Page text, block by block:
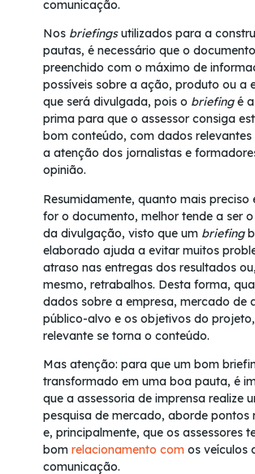
comunicação.
Nos briefingsutilizados para a
pautas, é necessário que o
preenchido com o máximo de
possíveis sobre a ação, produto ou a
que será divulgada, pois o briefingé a
prima para que o assessor consiga
bom conteúdo, com dados
a atenção dos jornalistas e
opinião.
Resumidamente, quanto mais preciso
for o documento, melhor tende a ser
da divulgação, visto que um briefing
elaborado ajuda a evitar muitos
atraso nas entregas dos resultados
mesmo, retrabalhos. Desta forma,
dados sobre a empresa, mercado de
público-alvo e os objetivos do
relevante se torna o conteúdo.
Mas atenção: para que um bom
transformado em uma boa pauta, é
que a assessoria de imprensa realize
pesquisa de mercado, aborde pontos
e, principalmente, que os assessores
bom relacionamento com os veículos
comunicação.